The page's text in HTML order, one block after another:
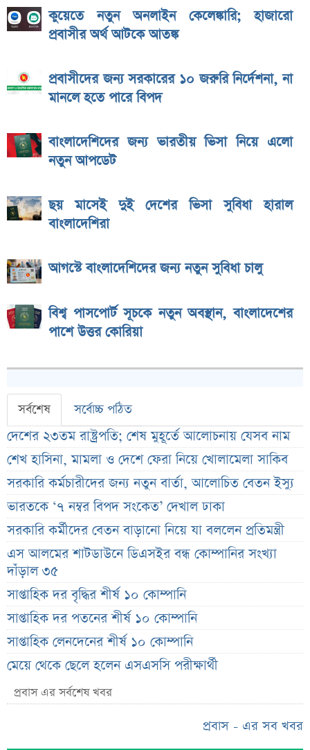
কুয়েতে নতুন অনলাইন কেলেঙ্কারি; হাজারো
প্রবাসীর অর্থ আটকে আতঙ্ক
প্রবাসীদের জন্য সরকারের ১০ জরুরি নির্দেশনা, না
মানলে হতে পারে বিপদ
বাংলাদেশিদের জন্য ভারতীয় ভিসা নিয়ে এলো
নতুন আপডেট
ছয় মাসেই দুই দেশের ভিসা সুবিধা হারাল
বাংলাদেশিরা
আগস্টে বাংলাদেশিদের জন্য নতুন সুবিধা চালু
বিশ্ব পাসপোর্ট সূচকে নতুন অবস্থান, বাংলাদেশের
পাশে উত্তর কোরিয়া
সর্বশেষ সর্বোচ্চ পঠিত
দেশের ২৩তম রাষ্ট্রপতি; শেষ মুহূর্তে আলোচনায় যেসব নাম
শেখ হাসিনা, মামলা ও দেশে ফেরা নিয়ে খোলামেলা সাকিব
সরকারি কর্মচারীদের জন্য নতুন বার্তা, আলোচিত বেতন ইস্যু
ভারতকে ‘৭ নম্বর বিপদ সংকেত’ দেখাল ঢাকা
সরকারি কর্মীদের বেতন বাড়ানো নিয়ে যা বললেন প্রতিমন্ত্রী
এস আলমের শাটডাউনে ডিএসইর বন্ধ কোম্পানির সংখ্যা
দাঁড়াল ৩৫
সাপ্তাহিক দর বৃদ্ধির শীর্ষ ১০ কোম্পানি
সাপ্তাহিক দর পতনের শীর্ষ ১০ কোম্পানি
সাপ্তাহিক লেনদেনের শীর্ষ ১০ কোম্পানি
মেয়ে থেকে ছেলে হলেন এসএসসি পরীক্ষার্থী
বিয়ের আগেই গর্ভবতী, মেয়েকে নদীতে ডুবিয়ে হত্যা বাবার
তাপমাত্রা নিয়ে নতুন পূর্বাভাস দিল আবহাওয়া অফিস
প্রবাস এর সর্বশেষ খবর
প্রবাস - এর সব খবর